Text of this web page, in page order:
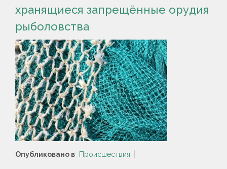
хранящиеся запрещённые орудия
рыболовства
Опубликовано в Происшествия